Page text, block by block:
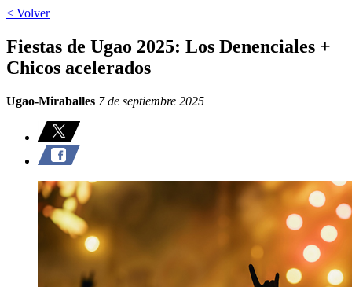
< Volver
Fiestas de Ugao 2025: Los Denenciales +
Chicos acelerados
Ugao-Miraballes 7 de septiembre 2025